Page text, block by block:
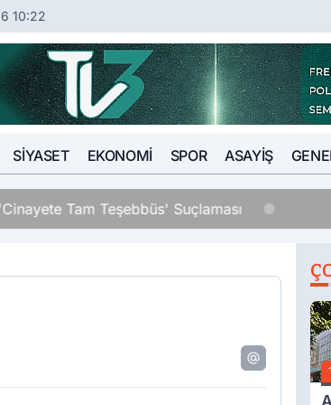
10:22
SIYASET EKONOMI SPOR ASAYIŞ
Tam Teşebbüs' Suçlaması